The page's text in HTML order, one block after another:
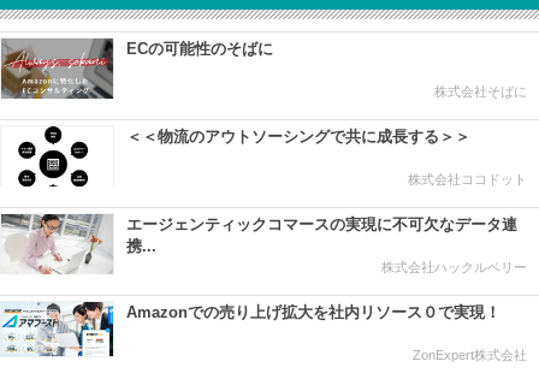
ECの可能性のそばに
株式会社そばに
＜＜物流のアウトソーシングで共に成長する＞＞
株式会社ココドット
エージェンティックコマースの実現に不可欠なデータ連
携...
株式会社ハックルベリー
Amazonでの売り上げ拡大を社内リソース０で実現！
ZonExpert株式会社